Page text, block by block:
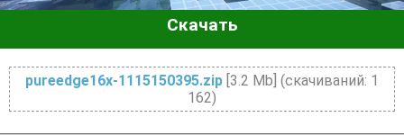
Скачать
pureedge16x-1115150395.zip [3.2 Mb] (cкачиваний: 1
162)